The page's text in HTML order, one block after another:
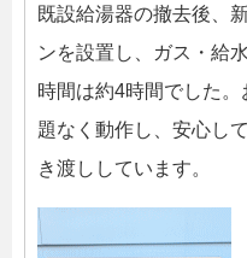
既設給湯器の撤去後、
ンを設置し、ガス・給
時間は約4時間でした
題なく動作し、安心し
き渡ししています。